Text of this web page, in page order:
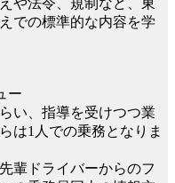
や法令、規制など、東
での標準的な内容を学
ー
い、指導を受けつつ業
は1人での乗務となりま
輩ドライバーからのフ